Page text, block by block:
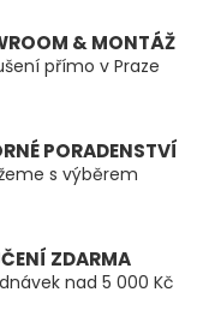
& MONTÁŽ
přímo v Praze
PORADENSTVÍ
s výběrem
ZDARMA
nad 5 000 Kč